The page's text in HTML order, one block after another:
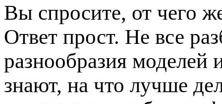
Вы спросите, от чего
Ответ прост. Не все
разнообразия моделей
знают, на что лучше